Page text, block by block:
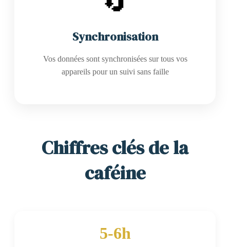
Synchronisation
Vos données sont synchronisées sur tous vos
appareils pour un suivi sans faille
Chiffres clés de la
caféine
5-6h